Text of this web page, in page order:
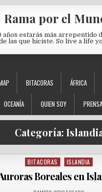
Rama por el
estarás más arrepentido
las que hiciste. So live a life
BITACORAS ÁFRICA
OCEANÍA QUIEN SOY PRENSA
Categoría:
Posted in
BITACORAS ISLANDIA
Boreales en